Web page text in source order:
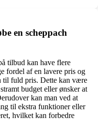
en scheppach
tilbud kan have flere
fordel af en lavere pris og
til fuld pris. Dette kan være
budget eller ønsker at
kan man ved at
til ekstra funktioner eller
hvilket kan forbedre